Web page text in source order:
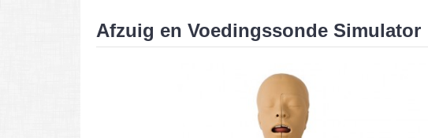
Afzuig en Voedingssonde Simulator